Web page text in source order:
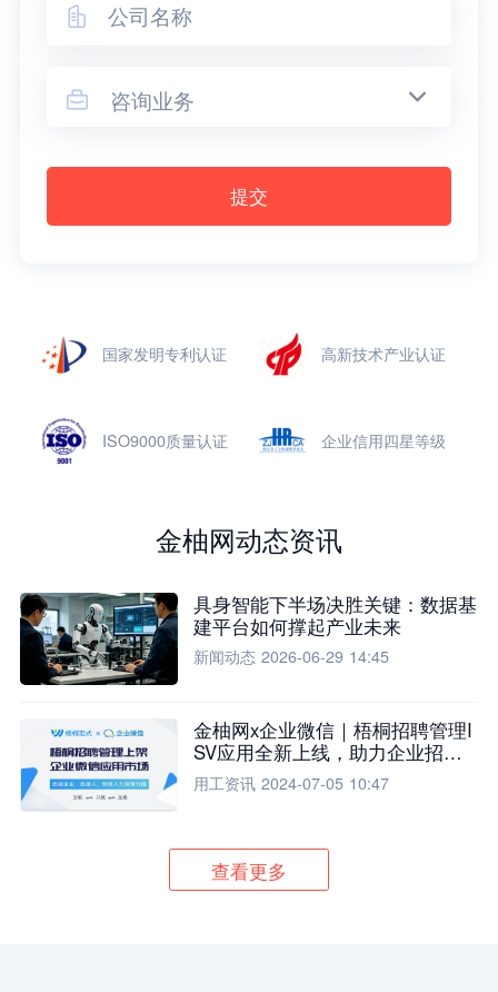

 咨询业务
提交
国家发明专利认证 高新技术产业认证
ISO9000质量认证 企业信用四星等级
金柚网动态资讯
具身智能下半场决胜关键：数据基
建平台如何撑起产业未来
新闻动态 2026-06-29 14:45
金柚网x企业微信｜梧桐招聘管理I
SV应用全新上线，助力企业招聘
流程全面升级
用工资讯 2024-07-05 10:47
查看更多